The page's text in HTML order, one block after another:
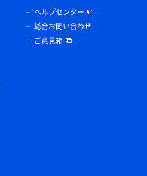
ヘルプセンター
総合お問い合わせ
ご意見箱